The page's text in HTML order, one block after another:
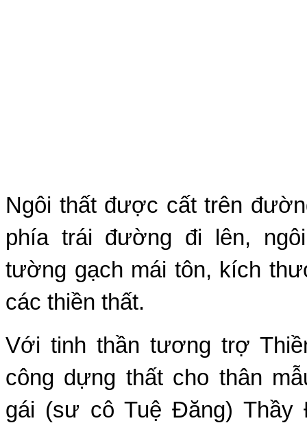
Ngôi thất được cất trên
phía trái đường đi lên,
tường gạch mái tôn, kích
các thiền thất.
Với tinh thần tương trợ
công dựng thất cho thân
gái (sư cô Tuệ Ðăng) Thầy